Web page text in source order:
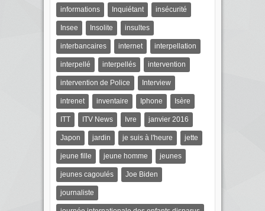
informations Inquiétant insécurité
Insee Insolite insultes
interbancaires internet interpellation
interpellé interpellés intervention
intervention de Police Interview
intrenet inventaire Iphone Isère
ITT ITV News Ivre janvier 2016
Japon jardin je suis à l'heure jette
jeune fille jeune homme jeunes
jeunes cagoulés Joe Biden
journaliste